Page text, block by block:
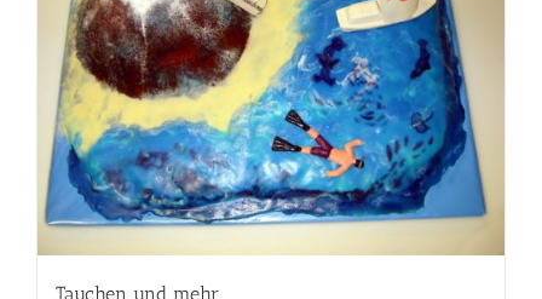
Tauchen und mehr…